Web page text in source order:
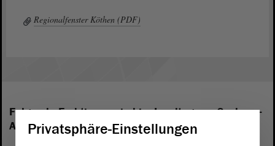
Regionalfenster Köthen (PDF)
Folgende Fraktionen sind im Landtag von Sachsen-
Anhalt vertreten:
Privatsphäre-Einstellungen